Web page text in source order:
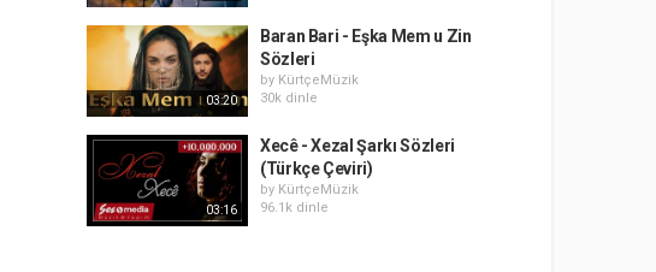
03:20
Baran Bari - Eşka Mem u Zin
Sözleri
by KürtçeMüzik
30k dinle
03:16
Xecê - Xezal Şarkı Sözleri
(Türkçe Çeviri)
by KürtçeMüzik
96.1k dinle